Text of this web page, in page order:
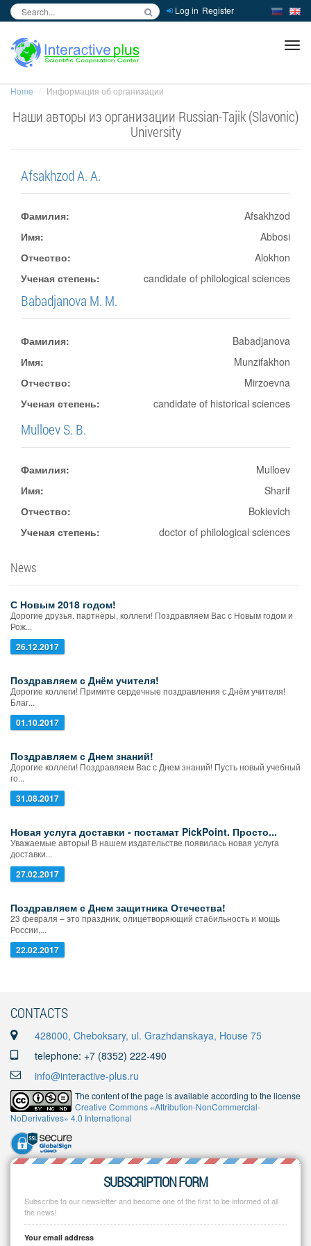
Log in Register
Home Информация об организации
Наши авторы из организации Russian-Tajik (Slavonic)
University
Afsakhzod A. A.
Фамилия:
Afsakhzod
Имя:
Abbosi
Отчество:
Alokhon
Ученая степень:
candidate of philological sciences
Babadjanova M. M.
Фамилия:
Babadjanova
Имя:
Munzifakhon
Отчество:
Mirzoevna
Ученая степень:
candidate of historical sciences
Mulloev S. B.
Фамилия:
Mulloev
Имя:
Sharif
Отчество:
Bokievich
Ученая степень:
doctor of philological sciences
News
С Новым 2018 годом!
Дорогие друзья, партнёры, коллеги! Поздравляем Вас с Новым годом и
Рож...
26.12.2017
Поздравляем с Днём учителя!
Дорогие коллеги! Примите сердечные поздравления с Днём учителя!
Благ...
01.10.2017
Поздравляем с Днем знаний!
Дорогие коллеги! Поздравляем Вас с Днем знаний! Пусть новый учебный
го...
31.08.2017
Новая услуга доставки - постамат PickPoint. Просто...
Уважаемые авторы! В нашем издательстве появилась новая услуга
доставки...
27.02.2017
Поздравляем с Днем защитника Отечества!
23 февраля – это праздник, олицетворяющий стабильность и мощь
России,...
22.02.2017
CONTACTS
428000, Cheboksary, ul. Grazhdanskaya, House 75
telephone: +7 (8352) 222-490
info@interactive-plus.ru
The content of the page is available according to the license
Creative Commons «Attribution-NonCommercial-
NoDerivatives» 4.0 International
SUBSCRIPTION FORM
Subscribe to our newsletter and become one of the first to be informed of all
the news!
Your email address